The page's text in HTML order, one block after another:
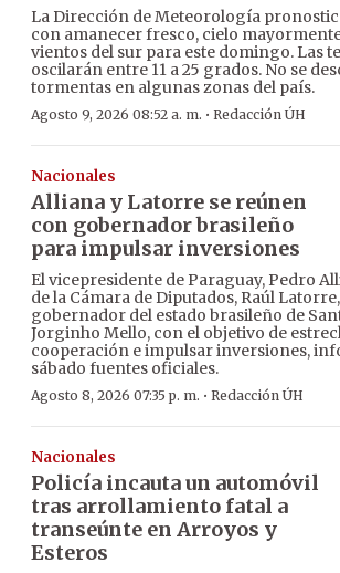
La Dirección de Meteorología
con amanecer fresco, cielo
vientos del sur para este domingo. Las
oscilarán entre 11 a 25 grados. No se
tormentas en algunas zonas del país.
Agosto 9, 2026 08:52 a. m. · Redacción ÚH
Nacionales
Alliana y Latorre se reúnen
con gobernador brasileño
para impulsar inversiones
El vicepresidente de Paraguay, Pedro
de la Cámara de Diputados, Raúl
gobernador del estado brasileño de
Jorginho Mello, con el objetivo de
cooperación e impulsar inversiones,
sábado fuentes oficiales.
Agosto 8, 2026 07:35 p. m. · Redacción ÚH
Nacionales
Policía incauta un automóvil
tras arrollamiento fatal a
transeúnte en Arroyos y
Esteros